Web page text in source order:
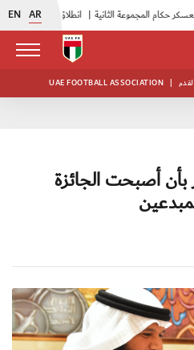
EN AR انطلاق منافسات بطولة النخبة لحرس الرئاسة |
UAE FOOTBALL ASSOCIATION |
أصبحت الجائزة